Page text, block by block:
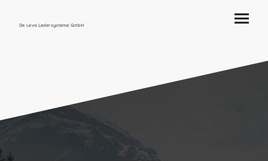
De Leva Ledersysteme GmbH